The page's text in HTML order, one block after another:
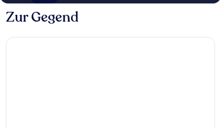
Zur Gegend